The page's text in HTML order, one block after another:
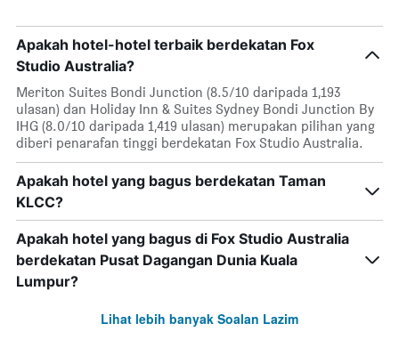
Apakah hotel-hotel terbaik berdekatan Fox
Studio Australia?
Meriton Suites Bondi Junction (8.5/10 daripada 1,193
ulasan) dan Holiday Inn & Suites Sydney Bondi Junction By
IHG (8.0/10 daripada 1,419 ulasan) merupakan pilihan yang
diberi penarafan tinggi berdekatan Fox Studio Australia.
Apakah hotel yang bagus berdekatan Taman
KLCC?
Apakah hotel yang bagus di Fox Studio Australia
berdekatan Pusat Dagangan Dunia Kuala
Lumpur?
Lihat lebih banyak Soalan Lazim